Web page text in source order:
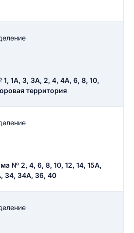
1А, 3, 3А, 2, 4, 4А, 6, 8, 10,
территория
№ 2, 4, 6, 8, 10, 12, 14, 15А,
34, 34А, 36, 40